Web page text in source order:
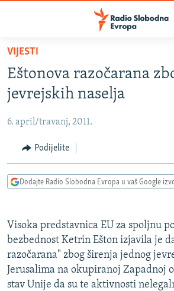
Pređite
glavni
sadržaj
Pređite
na
navigaciju
Pređite
na
BOSNA I HERCEGOVINA
KOSOVO
CRNA GORA
VIDEO
INFOGRAFIKE
PODCASTI
KINA NA BALKANU
RSE PRIČE IZ SVIJETA
ISPRIČAJ MI
VIJESTI
Eštonova razočarana
jevrejskih naselja
6. april/travanj, 2011.
Podijelite
Dodajte Radio Slobodna Evropa u vaš Google
Visoka predstavnica EU za spoljnu
bezbednost Ketrin Ešton izjavila je
razočarana" zbog širenja jednog
Jerusalima na okupiranoj Zapadnoj
stav Unije da su te aktivnosti